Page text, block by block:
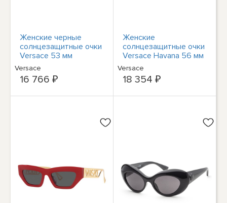
Женские черные
солнцезащитные очки
Versace 53 мм
VE4455U-GB1-87-53
Versace
16 766 ₽
Женские
солнцезащитные очки
Versace Havana 56 мм
VE4440U-108-3-56
Versace
18 354 ₽